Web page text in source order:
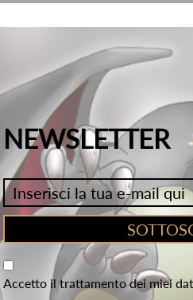
NEWSLETTER
Accetto il trattamento dei miei